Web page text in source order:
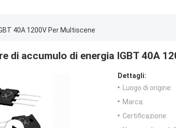
40A 1200V Per Multiscene
di accumulo di energia IGBT 40A
Dettagli:
Luogo di origine:
Marca:
Certificazione: